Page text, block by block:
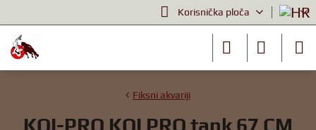
Korisnička ploča
Fiksni akvariji
KOI-PRO KOI PRO tank 67 CM